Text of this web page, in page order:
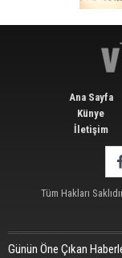
Ana Sayfa
Künye
İletişim
Tüm Hakları
Günün Öne Çıkan